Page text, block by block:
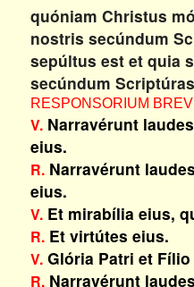
quóniam Christus
nostris secúndum
sepúltus est et quia
secúndum
RESPONSORIUM
V.Narravérunt
eius.
R.Narravérunt
eius.
V.Et mirabília eius,
R.Et virtútes eius.
V.Glória Patri et Fílio
R.Narravérunt